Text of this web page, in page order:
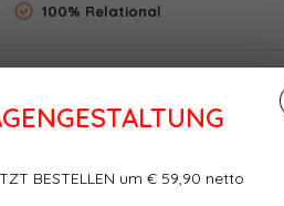
BESTELLEN um € 59,90 netto
100% Relational